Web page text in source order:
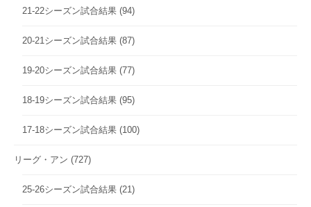
21-22シーズン試合結果 (94)
20-21シーズン試合結果 (87)
19-20シーズン試合結果 (77)
18-19シーズン試合結果 (95)
17-18シーズン試合結果 (100)
リーグ・アン (727)
25-26シーズン試合結果 (21)